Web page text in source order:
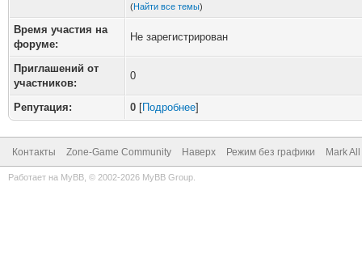
(Найти все темы)
Время участия на
форуме:
Не зарегистрирован
Приглашений от
участников:
0
Репутация: 0 [Подробнее]
Контакты Zone-Game Community Наверх Режим без графики Mark
Работает на MyBB , © 2002-2026 MyBB Group